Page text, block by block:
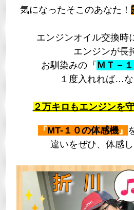
気になったそこのあなた！
エンジンオイル交換時
エンジンが長
お馴染みの『 ＭＴ－
１度入れれば…な
２万キロもエンジンを
『MT-１０の体感機』
違いをぜひ、体感し